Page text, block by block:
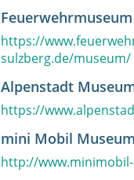
https://
sulzberg.de/museum/
Alpenstadt
https://
mini Mobil Museum
http://